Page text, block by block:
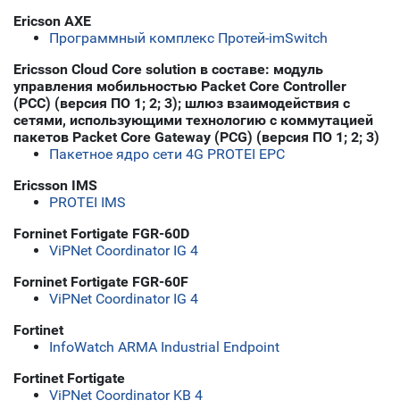
Ericson AXE
Программный комплекс Протей-imSwitch
Ericsson Cloud Core solution в составе: модуль
управления мобильностью Packet Core Controller
(PCC) (версия ПО 1; 2; 3); шлюз взаимодействия с
сетями, использующими технологию с коммутацией
пакетов Packet Core Gateway (PCG) (версия ПО 1; 2; 3)
Пакетное ядро сети 4G PROTEI EPC
Ericsson IMS
PROTEI IMS
Forninet Fortigate FGR-60D
ViPNet Coordinator IG 4
Forninet Fortigate FGR-60F
ViPNet Coordinator IG 4
Fortinet
InfoWatch ARMA Industrial Endpoint
Fortinet Fortigate
ViPNet Coordinator KB 4